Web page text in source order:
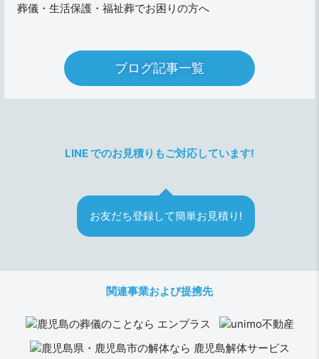
葬儀・生活保護・福祉葬でお困りの方へ
ブログ記事一覧
LINE でのお見積りもご対応しています!
お友だち登録して簡単お見積り!
関連事業および提携先